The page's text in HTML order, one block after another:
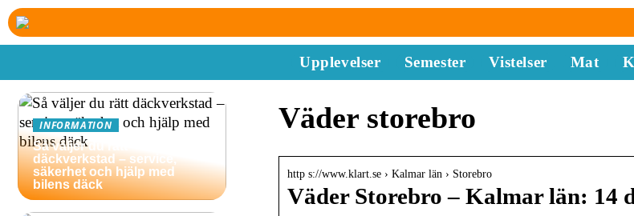
Upplevelser Semester Vistelser Mat
Väder storebro
http s://www.klart.se › Kalmar län › Storebro
Väder Storebro – Kalmar län: 14
INFORMATION
Så väljer du rätt
däckverkstad – service,
säkerhet och hjälp med
bilens däck